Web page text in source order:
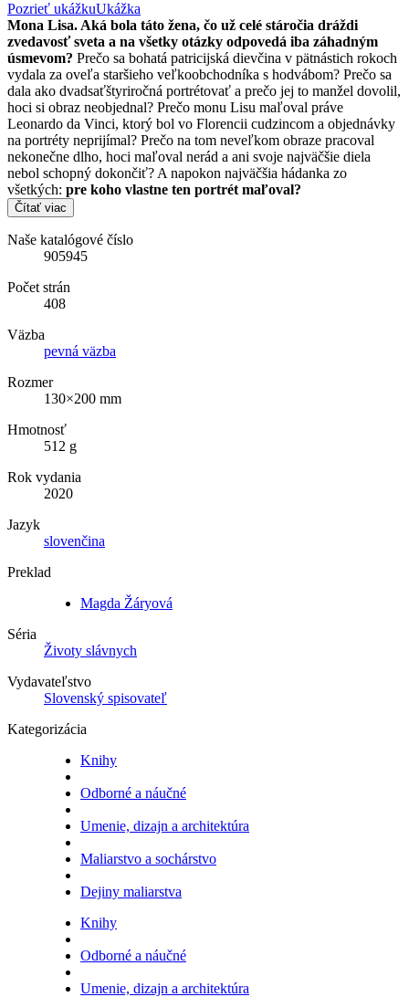
Pozrieť ukážkuUkážka
Mona Lisa. Aká bola táto žena, čo už celé stáročia dráždi
zvedavosť sveta a na všetky otázky odpovedá iba záhadným
úsmevom? Prečo sa bohatá patricijská dievčina v pätnástich rokoch
vydala za oveľa staršieho veľkoobchodníka s hodvábom? Prečo sa
dala ako dvadsaťštyriročná portrétovať a prečo jej to manžel dovolil,
hoci si obraz neobjednal? Prečo monu Lisu maľoval práve
Leonardo da Vinci, ktorý bol vo Florencii cudzincom a objednávky
na portréty neprijímal? Prečo na tom neveľkom obraze pracoval
nekonečne dlho, hoci maľoval nerád a ani svoje najväčšie diela
nebol schopný dokončiť? A napokon najväčšia hádanka zo
všetkých: pre koho vlastne ten portrét maľoval?
Čítať viac
Naše katalógové číslo
905945
Počet strán
408
Väzba
pevná väzba
Rozmer
130×200 mm
Hmotnosť
512 g
Rok vydania
2020
Jazyk
slovenčina
Preklad
Magda Žáryová
Séria
Životy slávnych
Vydavateľstvo
Slovenský spisovateľ
Kategorizácia
Knihy
Odborné a náučné
Umenie, dizajn a architektúra
Maliarstvo a sochárstvo
Dejiny maliarstva
Knihy
Odborné a náučné
Umenie, dizajn a architektúra